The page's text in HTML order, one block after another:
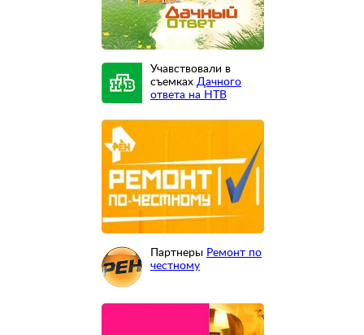
Учавствовали в
съемках Дачного
ответа на НТВ
Партнеры Ремонт по
честному